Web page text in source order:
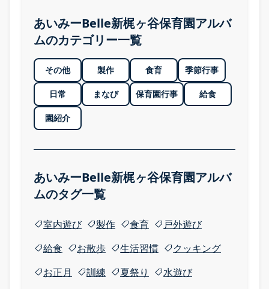
園のまなび
園のまなび TOP
食育
Babyインターナショナル
あいみーBelle新梶ヶ谷保育園アルバ
ムのカテゴリー一覧
その他 製作 食育 季節行事
日常 まなび 保育園行事 給食
園紹介
あいみーBelle新梶ヶ谷保育園アルバ
ムのタグ一覧
室内遊び 製作 食育
戸外遊び
給食
お散歩 生活習慣
クッキング
お正月
訓練 夏祭り
水遊び